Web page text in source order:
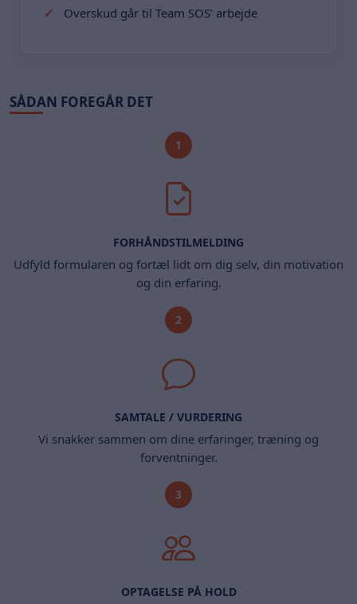
Overskud går til Team SOS’ arbejde
SÅDAN FOREGÅR DET
1
FORHÅNDSTILMELDING
Udfyld formularen og fortæl lidt om dig selv, din motivation
og din erfaring.
2
SAMTALE / VURDERING
Vi snakker sammen om dine erfaringer, træning og
forventninger.
3
OPTAGELSE PÅ HOLD